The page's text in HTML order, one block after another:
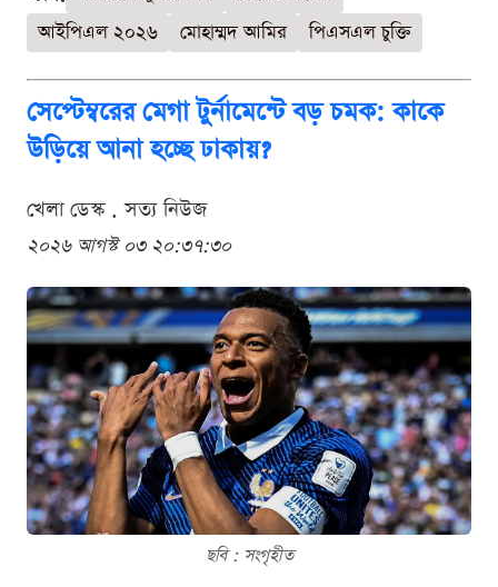
আইপিএল ২০২৬
মোহাম্মদ আমির পিএসএল চুক্তি
সেপ্টেম্বরের মেগা টুর্নামেন্টে বড় চমক: কাকে
উড়িয়ে আনা হচ্ছে ঢাকায়?
খেলা ডেস্ক . সত্য নিউজ
২০২৬ আগস্ট ০৩ ২০:৩৭:৩০
ছবি : সংগৃহীত